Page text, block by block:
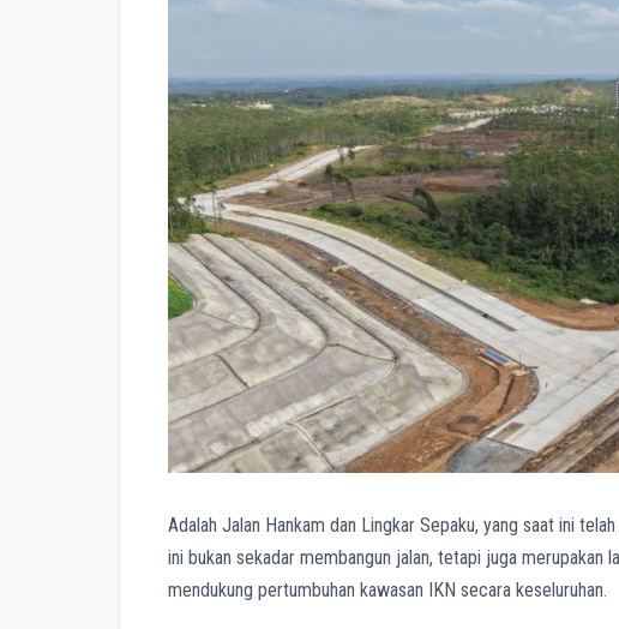
Adalah Jalan Hankam dan Lingkar Sepaku, yang saat ini
ini bukan sekadar membangun jalan, tetapi juga merupakan
mendukung pertumbuhan kawasan IKN secara keseluruhan.